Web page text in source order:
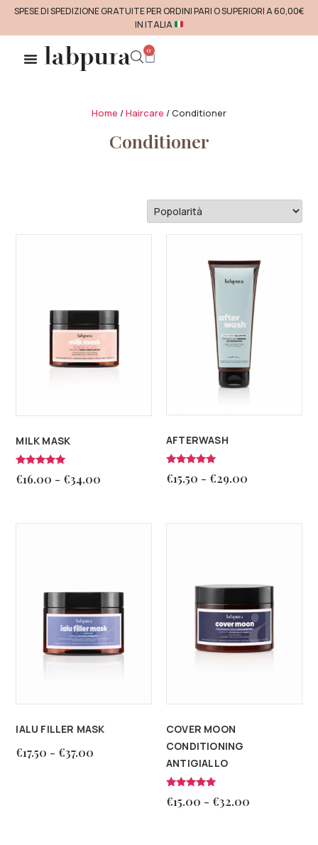
SPESE DI SPEDIZIONE GRATUITE PER ORDINI PARI O SUPERIORI A 60,00€
IN ITALIA
0
Home /Haircare / Conditioner
Conditioner
MILK MASK
Valutato
5.00
€16.00 - €34.00
AFTERWASH
Valutato
5.00
€15.50 - €29.00
IALU FILLER MASK
€17.50 - €37.00
COVER MOON
CONDITIONING
ANTIGIALLO
Valutato
5.00
€15.00 - €32.00